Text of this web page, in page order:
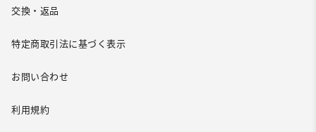
交換・返品
特定商取引法に基づく表示
お問い合わせ
利用規約